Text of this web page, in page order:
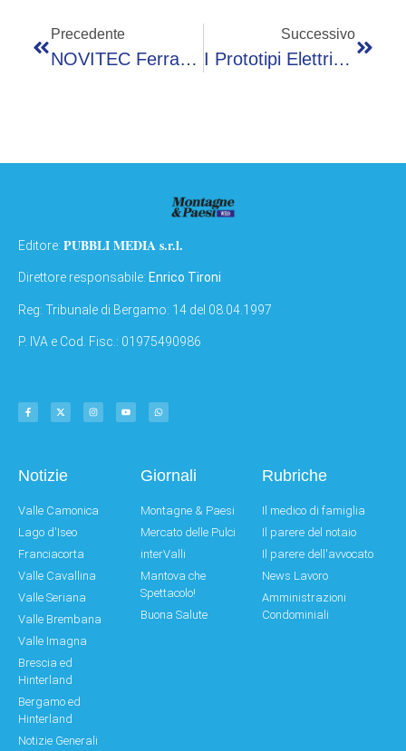
Precedente
NOVITEC Ferrari SF90 XX Stradale: Oltre Ogni Limite
Successivo
I Prototipi Elettrici Range Rover Superano Brillantemente I Test Invernali
Editore: PUBBLI MEDIA s.r.l.
Direttore responsabile: Enrico Tironi
Reg: Tribunale di Bergamo: 14 del 08.04.1997
P. IVA e Cod. Fisc.: 01975490986
Notizie
Valle Camonica
Lago d'Iseo
Franciacorta
Valle Cavallina
Valle Seriana
Valle Brembana
Valle Imagna
Brescia ed
Hinterland
Bergamo ed
Hinterland
Notizie Generali
Giornali
Montagne & Paesi
Mercato delle Pulci
interValli
Mantova che
Spettacolo!
Buona Salute
Rubriche
Il medico di famiglia
Il parere del notaio
Il parere dell'avvocato
News Lavoro
Amministrazioni
Condominiali